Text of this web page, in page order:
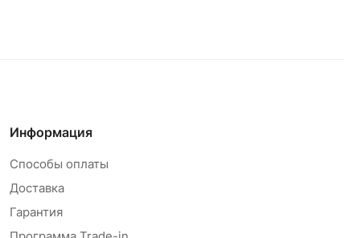
Информация
Способы оплаты
Доставка
Гарантия